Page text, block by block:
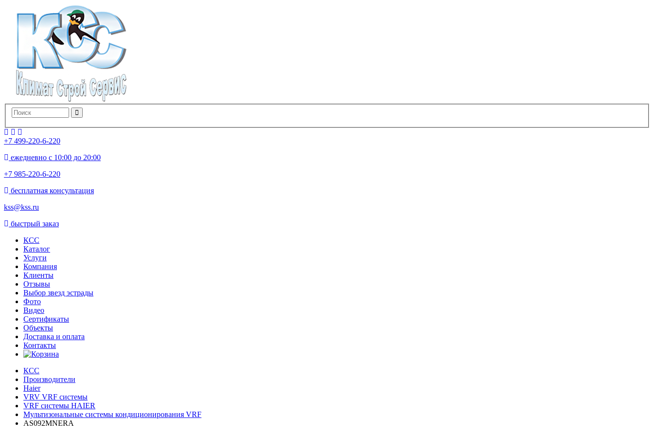
+7 499-220-6-220
ежедневно с 10:00 до 20:00
+7 985-220-6-220
бесплатная консультация
kss@kss.ru
быстрый заказ
КСС
Каталог
Услуги
Компания
Клиенты
Oтзывы
Выбор звезд эстрады
Фото
Видео
Сертификаты
Объекты
Доставка и оплата
Контакты
КСС
Производители
Haier
VRV VRF системы
VRF системы HAIER
Мультизональные системы кондиционирования VRF
AS092MNERA